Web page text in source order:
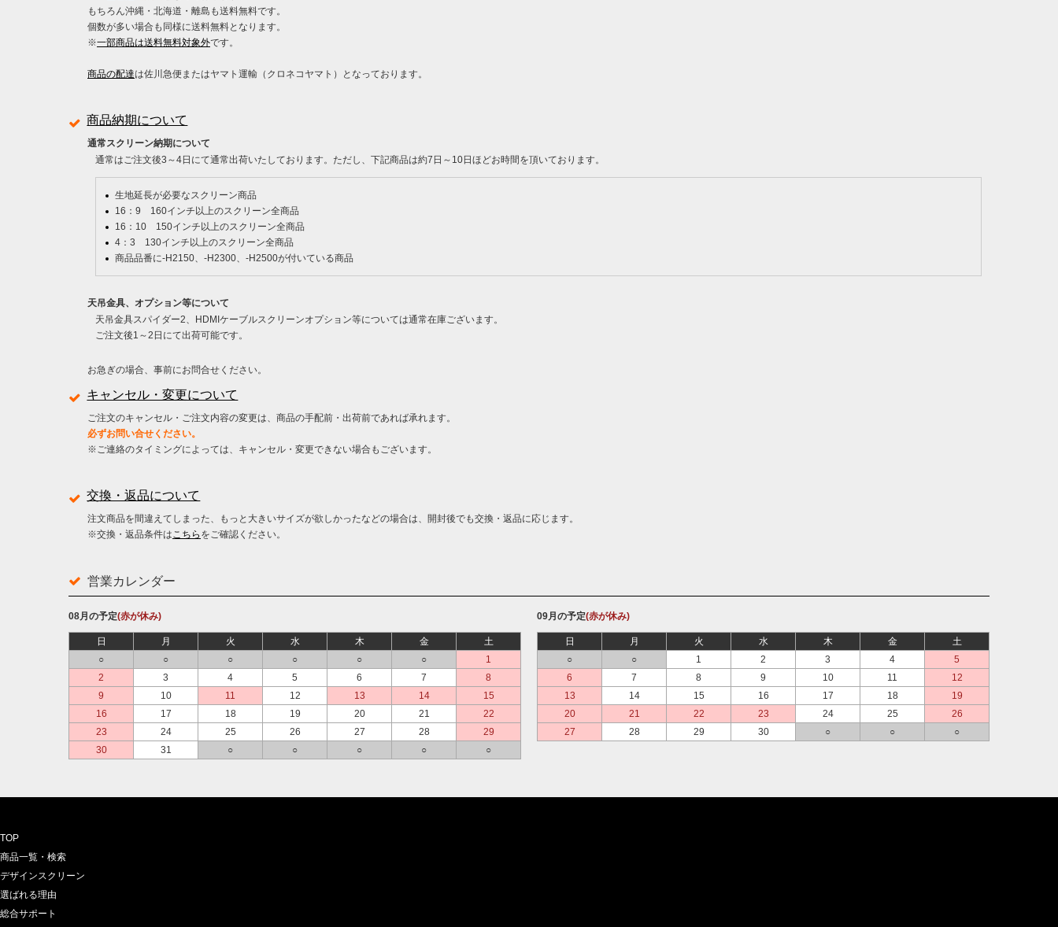
もちろん沖縄・北海道・離島も送料無料です。
個数が多い場合も同様に送料無料となります。
※一部商品は送料無料対象外です。
商品の配達は佐川急便またはヤマト運輸（クロネコヤマト）となっております。
商品納期について
通常スクリーン納期について
通常はご注文後3～4日にて通常出荷いたしております。ただし、下記商品は約7日～10日ほどお時間を頂いております。
生地延長が必要なスクリーン商品
16：9 160インチ以上のスクリーン全商品
16：10 150インチ以上のスクリーン全商品
4：3 130インチ以上のスクリーン全商品
商品品番に-H2150、-H2300、-H2500が付いている商品
天吊金具、オプション等について
天吊金具スパイダー2、HDMIケーブルスクリーンオプション等については通常在庫ございます。
ご注文後1～2日にて出荷可能です。
お急ぎの場合、事前にお問合せください。
キャンセル・変更について
ご注文のキャンセル・ご注文内容の変更は、商品の手配前・出荷前であれば承れます。
必ずお問い合せください。
※ご連絡のタイミングによっては、キャンセル・変更できない場合もございます。
交換・返品について
注文商品を間違えてしまった、もっと大きいサイズが欲しかったなどの場合は、開封後でも交換・返品に応じます。
※交換・返品条件は こちら をご確認ください。
営業カレンダー
08月の予定(赤が休み)
日 月 火 水 木 金
土
○
○ ○ ○ ○ ○
1
2
3 4 5 6 7
8
9
10 11 12 13 14
15
16
17 18 19 20 21
22
23
24 25 26 27 28
29
30
31 ○ ○ ○ ○ ○
09月の予定(赤が休み)
日 月 火 水 木 金
土
○
○ 1 2 3 4
5
6
7 8 9 10 11
12
13
14 15 16 17 18
19
20
21 22 23 24 25
26
27
28 29 30 ○ ○ ○
TOP
商品一覧・検索
デザインスクリーン
選ばれる理由
総合サポート